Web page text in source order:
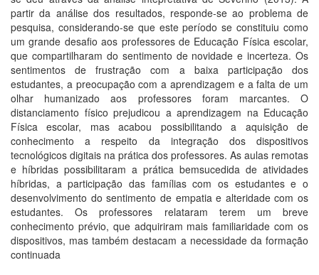
partir da análise dos resultados, responde-se ao problema de
pesquisa, considerando-se que este período se constituiu como
um grande desafio aos professores de Educação Física escolar,
que compartilharam do sentimento de novidade e incerteza. Os
sentimentos de frustração com a baixa participação dos
estudantes, a preocupação com a aprendizagem e a falta de um
olhar humanizado aos professores foram marcantes. O
distanciamento físico prejudicou a aprendizagem na Educação
Física escolar, mas acabou possibilitando a aquisição de
conhecimento a respeito da integração dos dispositivos
tecnológicos digitais na prática dos professores. As aulas remotas
e híbridas possibilitaram a prática bemsucedida de atividades
híbridas, a participação das famílias com os estudantes e o
desenvolvimento do sentimento de empatia e alteridade com os
estudantes. Os professores relataram terem um breve
conhecimento prévio, que adquiriram mais familiaridade com os
dispositivos, mas também destacam a necessidade da formação
continuada